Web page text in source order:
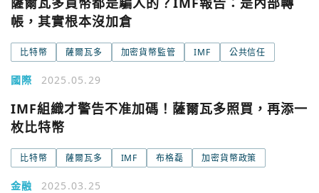
帳，其實根本沒加倉
比特幣 薩爾瓦多 加密貨幣監管 IMF 公共信任
國際 2025.05.29
IMF組織才警告不准加碼！薩爾瓦多照買，再添一
枚比特幣
比特幣 薩爾瓦多 IMF 布格磊 加密貨幣政策
金融 2025.03.25